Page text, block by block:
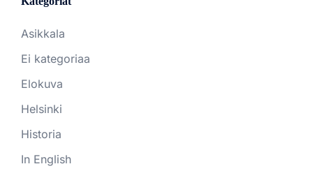
Asikkala
Ei kategoriaa
Elokuva
Helsinki
Historia
In English